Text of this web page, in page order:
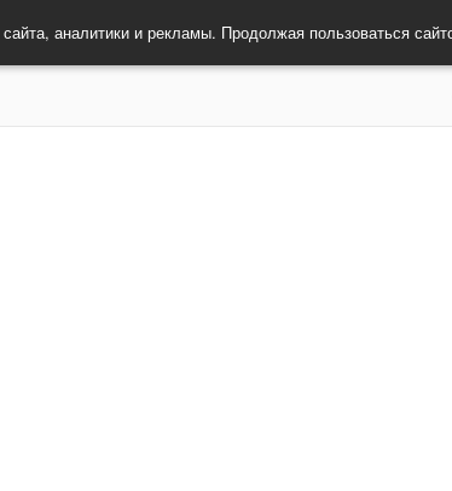
аналитики и рекламы. Продолжая пользоваться